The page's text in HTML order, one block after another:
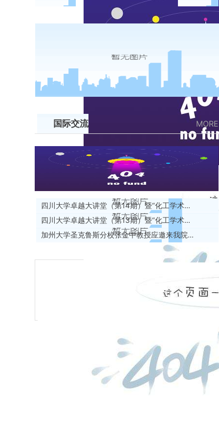
符传艺教授
chung lim law教授
化工学院312会议室
国际交流 MORE
四川大学卓越大讲堂（第14期）暨“化工学术...
四川大学卓越大讲堂（第13期）暨“化工学术...
加州大学圣克鲁斯分校张金中教授应邀来我院...